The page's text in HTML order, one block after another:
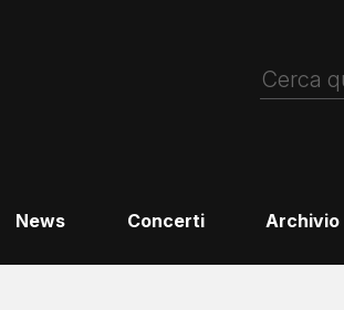
News Concerti Archivio